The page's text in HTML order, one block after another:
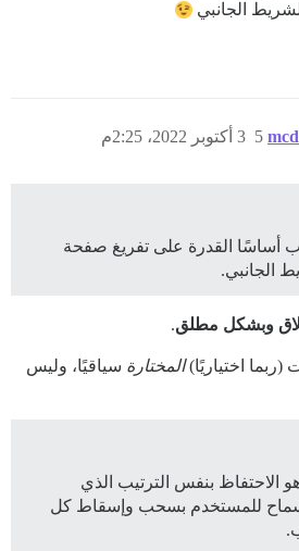
الجانبي
3 أكتوبر 2022، 2:25م 5
أساسًا القدرة على تفريغ صفحة
الجانبي.
وبشكل مطلق.
(ربما اختياريًا)المختارة سياقيًا، وليس
الاحتفاظ بنفس الترتيب الذي
للمستخدم بسحب وإسقاط كل